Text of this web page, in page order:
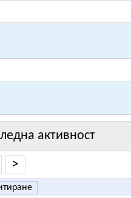
активност
>